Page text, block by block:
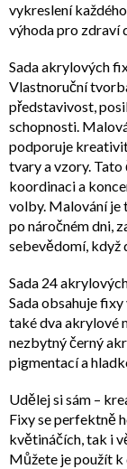
vykreslení
výhoda pro zdraví
Sada akrylových
Vlastnoruční
představivost,
schopnosti.
podporuje
tvary a vzory.
koordinaci a
volby. Malování je
po náročném dni,
sebevědomí, když
Sada 24
Sada obsahuje
také dva akrylové
nezbytný černý
pigmentací a
Udělej si sám –
Fixy se perfektně
květináčích, tak i
Můžete je použít k